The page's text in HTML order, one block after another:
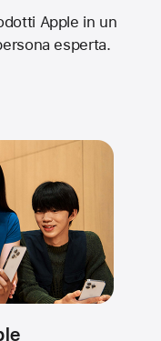
Apple in un
esperta.